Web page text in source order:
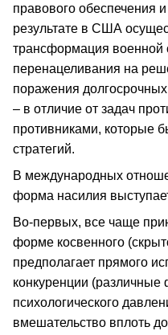
правового обеспечения
результате в США
трансформация военной
перенацеливания на
поражения долгосрочных
– в отличие от задач
противниками, которые
стратегий.
В международных
форма насилия
Во-первых, все чаще
форме косвенного
предполагает прямого
конкуренции
психологического
вмешательство вплоть